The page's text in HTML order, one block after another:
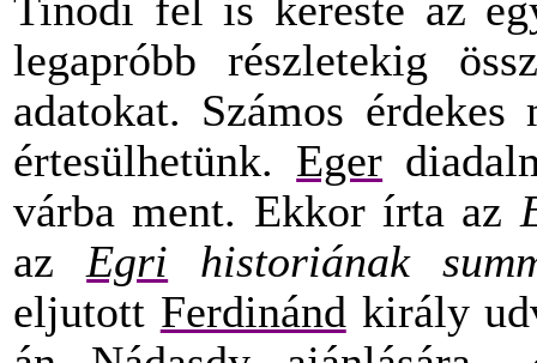
legapróbb részletekig
adatokat. Számos
értesülhetünk. Eger
várba ment. Ekkor írta az
azEgri historiának
eljutott Ferdinánd király